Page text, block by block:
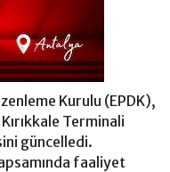
Kurulu (EPDK),
Terminali
güncelledi.
faaliyet